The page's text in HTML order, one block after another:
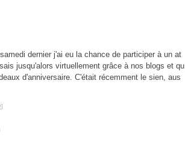
dernier j'ai eu la chance de participer à un at
jusqu'alors virtuellement grâce à nos blogs et qu
d'anniversaire. C'était récemment le sien, aus
]